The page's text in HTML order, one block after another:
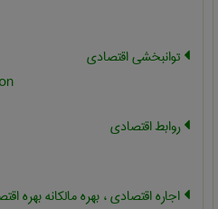
توانبخشی اقتصادی
روابط اقتصادی
اجاره اقتصادی ، بهره مالکانه بهره